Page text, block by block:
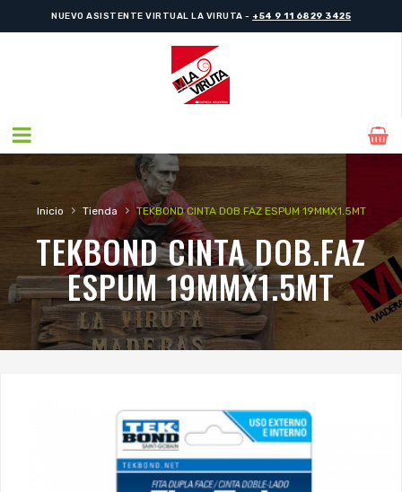
NUEVO ASISTENTE VIRTUAL LA VIRUTA - +54 9 11 6829 3425
Inicio › Tienda › TEKBOND CINTA DOB.FAZ ESPUM 19MMX1.5MT
TEKBOND CINTA DOB.FAZ
ESPUM 19MMX1.5MT